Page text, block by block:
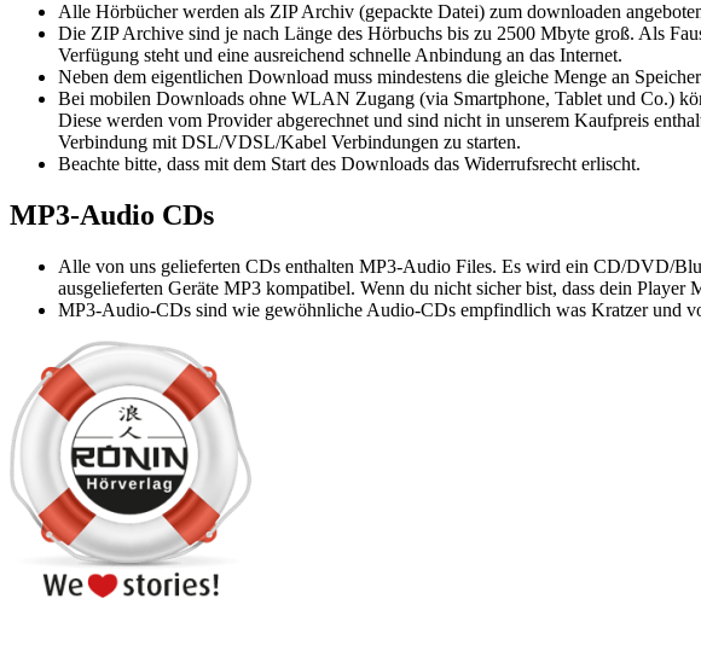
Alle Hörbücher werden als ZIP Archiv (gepackte Datei) zum downloaden
Die ZIP Archive sind je nach Länge des Hörbuchs bis zu 2500 Mbyte groß. Als
Verfügung steht und eine ausreichend schnelle Anbindung an das Internet.
Neben dem eigentlichen Download muss mindestens die gleiche Menge an
Bei mobilen Downloads ohne WLAN Zugang (via Smartphone, Tablet und Co.)
Diese werden vom Provider abgerechnet und sind nicht in unserem Kaufpreis
Verbindung mit DSL/VDSL/Kabel Verbindungen zu starten.
Beachte bitte, dass mit dem Start des Downloads das Widerrufsrecht erlischt.
MP3-Audio CDs
Alle von uns gelieferten CDs enthalten MP3-Audio Files. Es wird ein CD/DVD/
ausgelieferten Geräte MP3 kompatibel. Wenn du nicht sicher bist, dass dein Player
MP3-Audio-CDs sind wie gewöhnliche Audio-CDs empfindlich was Kratzer und